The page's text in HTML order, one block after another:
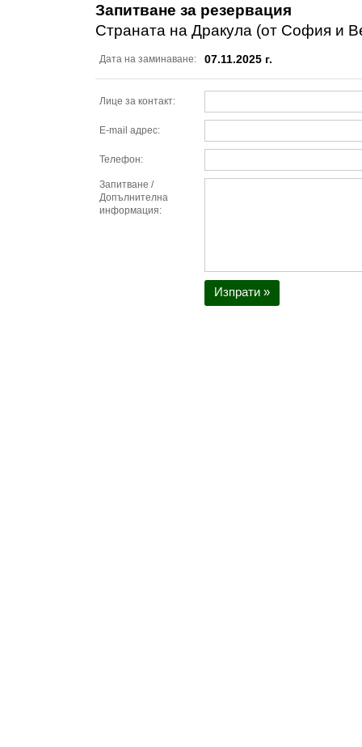
Запитване за резервация
Страната на Дракула (от София и
Дата на заминаване: 07.11.2025 г.
Лице за контакт:
E-mail адрес:
Телефон:
Запитване /
Допълнителна
информация:
Изпрати »